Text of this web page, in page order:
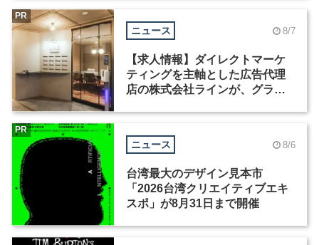
ニュース 8/7
【求人情報】ダイレクトマーケ
ティングを主軸とした広告代理
店の株式会社ラインが、グラフ
PR
ニュース 8/6
台湾最大のデザイン見本市
「2026台湾クリエイティブエキ
スポ」が8月31日まで開催
PR